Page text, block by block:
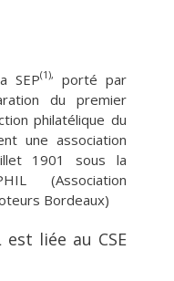
SEP(1),
porté par
du premier
philatélique du
une association
1901 sous la
(Association
Bordeaux)
est liée au CSE